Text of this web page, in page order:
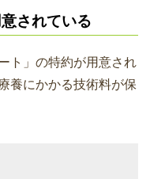
されている
ト」の特約が用意され
養にかかる技術料が保